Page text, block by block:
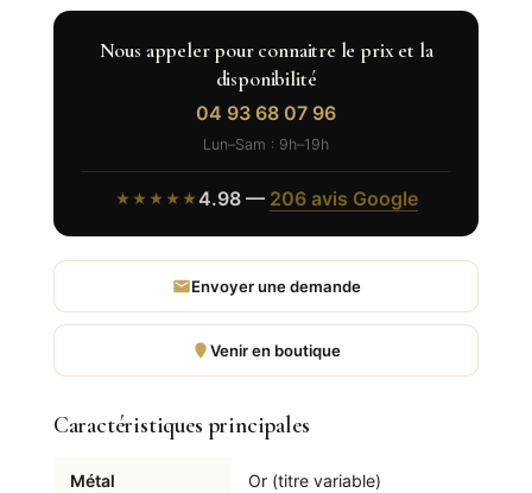
Nous appeler pour connaitre le prix et la
disponibilité
04 93 68 07 96
Lun–Sam : 9h–19h
★★★★★ 4.98 — 206 avis Google
Envoyer une demande
Venir en boutique
Caractéristiques principales
Métal Or (titre variable)